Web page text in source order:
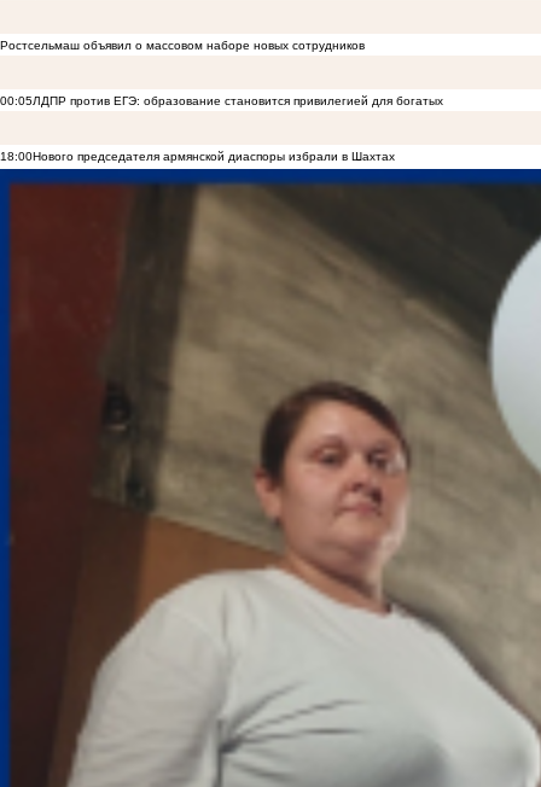
Ростсельмаш объявил о массовом наборе новых сотрудников
00:05ЛДПР против ЕГЭ: образование становится привилегией для богатых
18:00Нового председателя армянской диаспоры избрали в Шахтах